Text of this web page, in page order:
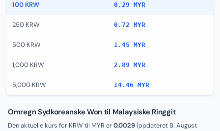
100 KRW 0.29 MYR
250 KRW 0.72 MYR
500 KRW 1.45 MYR
1,000 KRW 2.89 MYR
5,000 KRW 14.46 MYR
Omregn Sydkoreanske Won til Malaysiske Ringgit
Den aktuelle kurs for KRW til MYR er0.0029(opdateret 8. August